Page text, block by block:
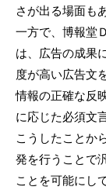
さが出る場面も
一方で、博報堂
は、広告の成果
度が高い広告文
情報の正確な反
に応じた必須文
こうしたことか
発を行うことで
ことを可能にし